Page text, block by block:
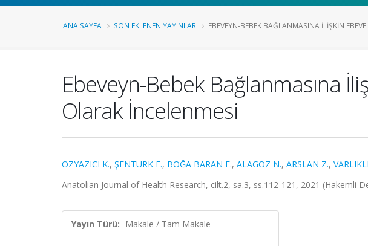
ANA SAYFA SON EKLENEN YAYINLAR EBEVEYN-BEBEK BAĞLANMASINA İLIŞKIN
Ebeveyn-Bebek Bağlanmasına
Olarak İncelenmesi
ÖZYAZICI K., ŞENTÜRK E., BOĞA BARAN E., ALAGÖZ N., ARSLAN Z.,
Anatolian Journal of Health Research, cilt.2, sa.3, ss.112-121, 2021 (Hakemli
Yayın Türü: Makale / Tam Makale